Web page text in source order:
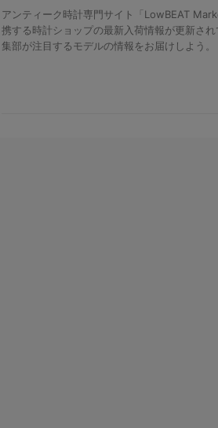
アンティーク時計専門サイト「LowBEAT
携する時計ショップの最新入荷情報が更新さ
集部が注目するモデルの情報をお届けしよう